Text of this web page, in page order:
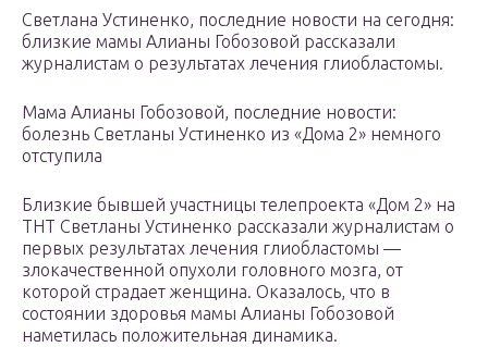
Светлана Устиненко, последние новости на сегодня:
близкие мамы Алианы Гобозовой рассказали
журналистам о результатах лечения глиобластомы.
Мама Алианы Гобозовой, последние новости:
болезнь Светланы Устиненко из «Дома 2» немного
отступила
Близкие бывшей участницы телепроекта «Дом 2» на
ТНТ Светланы Устиненко рассказали журналистам о
первых результатах лечения глиобластомы —
злокачественной опухоли головного мозга, от
которой страдает женщина. Оказалось, что в
состоянии здоровья мамы Алианы Гобозовой
наметилась положительная динамика.